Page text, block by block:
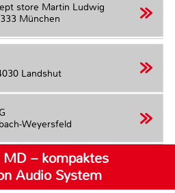
store Martin Ludwig
München
Landshut
Weyersfeld
– kompaktes
Audio System